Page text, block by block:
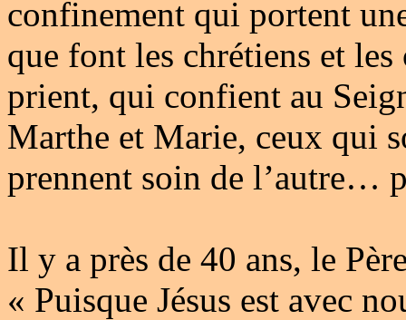
confinement qui portent
que font les chrétiens et
prient, qui confient au
Marthe et Marie, ceux qui
prennent soin de l’autre…
Il y a près de 40 ans, le
« Puisque Jésus est avec